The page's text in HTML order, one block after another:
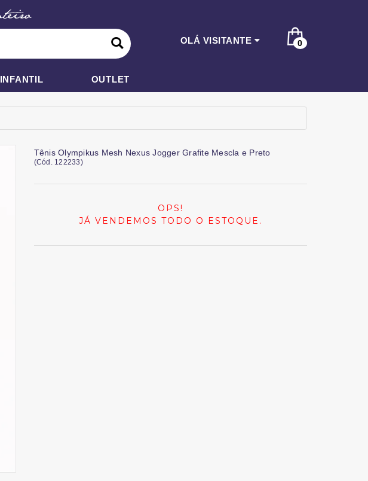
OLÁ VISITANTE 0
INFANTIL OUTLET
Tênis Olympikus Mesh Nexus Jogger Grafite Mescla e Preto
(Cód. 122233)
OPS!
JÁ VENDEMOS TODO O ESTOQUE.